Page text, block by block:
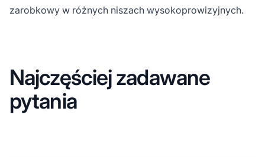
zarobkowy w różnych niszach wysokoprowizyjnych.
Najczęściej zadawane
pytania